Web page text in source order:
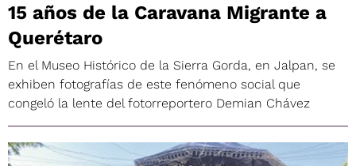
15 años de la Caravana Migrante a
Querétaro
En el Museo Histórico de la Sierra Gorda, en Jalpan, se
exhiben fotografías de este fenómeno social que
congeló la lente del fotorreportero Demian Chávez